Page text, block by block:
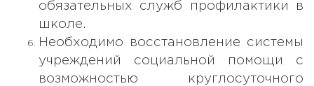
обязательных служб профилактики в
школе.
Необходимо восстановление системы
учреждений социальной помощи с
возможностью круглосуточного